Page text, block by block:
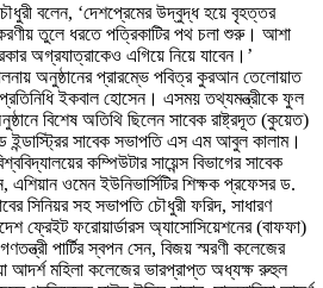
বলেন, ‘দেশপ্রেমের উদ্বুদ্ধ হয়ে বৃহত্তর
করণীয় তুলে ধরতে পত্রিকাটির পথ চলা শুরু। আশা
অগ্রযাত্রাকেও এগিয়ে নিয়ে যাবেন।’
অনুষ্ঠানের প্রারম্ভে পবিত্র কুরআন তেলোয়াত
প্রতিনিধি ইকবাল হোসেন। এসময় তথ্যমন্ত্রীকে ফুল
বিশেষ অতিথি ছিলেন সাবেক রাষ্ট্রদূত (কুয়েত)
ইন্ডাস্ট্রির সাবেক সভাপতি এস এম আবুল কালাম।
কম্পিউটার সায়েন্স বিভাগের সাবেক
এশিয়ান ওমেন ইউনিভার্সিটির শিক্ষক প্রফেসর ড.
সিনিয়র সহ সভাপতি চৌধুরী ফরিদ, সাধারণ
ফ্রেইট ফরোয়ার্ডারস অ্যাসোসিয়েশনের (বাফফা)
পার্টির স্বপন সেন, বিজয় স্মরণী কলেজের
আদর্শ মহিলা কলেজের ভারপ্রাপ্ত অধ্যক্ষ রুহুল